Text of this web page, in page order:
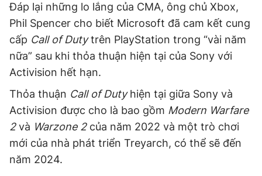
Đáp lại những lo lắng của CMA, ông chủ Xbox,
Phil Spencer cho biết Microsoft đã cam kết cung
cấp Call of Dutytrên PlayStation trong “vài năm
nữa” sau khi thỏa thuận hiện tại của Sony với
Activision hết hạn.
Thỏa thuận Call of Dutyhiện tại giữa Sony và
Activision được cho là bao gồm Modern Warfare
2và Warzone 2của năm 2022 và một trò chơi
mới của nhà phát triển Treyarch, có thể sẽ đến
năm 2024.